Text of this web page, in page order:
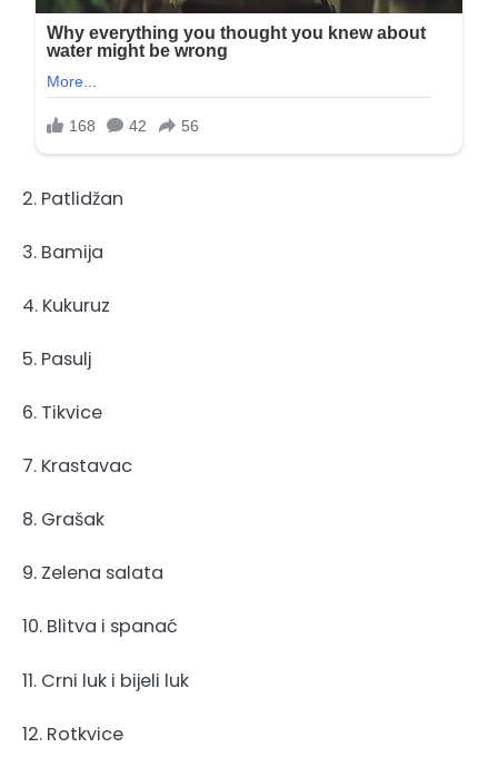
2. Patlidžan
3. Bamija
4. Kukuruz
5. Pasulj
6. Tikvice
7. Krastavac
8. Grašak
9. Zelena salata
10. Blitva i spanać
11. Crni luk i bijeli luk
12. Rotkvice